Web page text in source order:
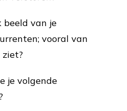
beeld van je
vooral van
je volgende